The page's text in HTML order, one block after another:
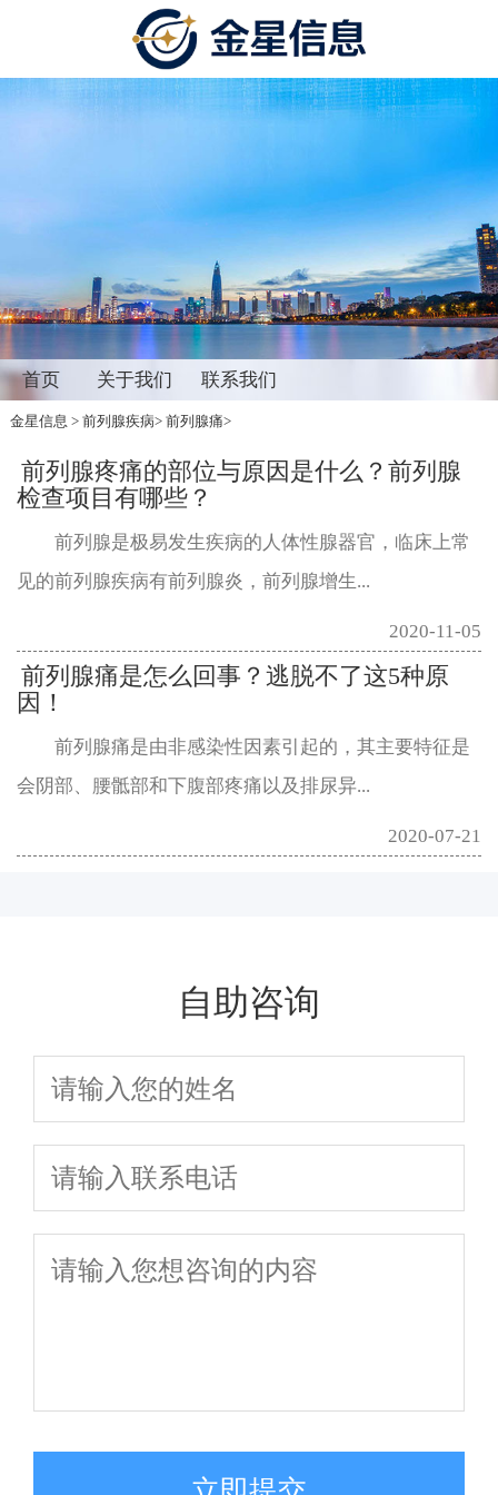
首页 关于我们 联系我们
金星信息 > 前列腺疾病> 前列腺痛>
前列腺疼痛的部位与原因是什么？前列腺
检查项目有哪些？
前列腺是极易发生疾病的人体性腺器官，临床上常
见的前列腺疾病有前列腺炎，前列腺增生...
2020-11-05
前列腺痛是怎么回事？逃脱不了这5种原
因！
前列腺痛是由非感染性因素引起的，其主要特征是
会阴部、腰骶部和下腹部疼痛以及排尿异...
2020-07-21
自助咨询